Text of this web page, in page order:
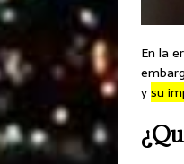
En la
ysu